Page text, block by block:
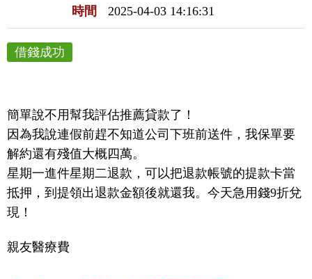
時間 2025-04-03 14:16:31
借錢成功
簡單說不用幫我評估推薦貸款了！
因為我說連假前趕不知道公司下班前送件，我保單要
解約還有殘值大概四萬。
星期一進件星期二退款，可以把退款帳號的提款卡當
抵押，到提領出退款金額後就還我。今天急用錢9折兌
現！
親友醫療費